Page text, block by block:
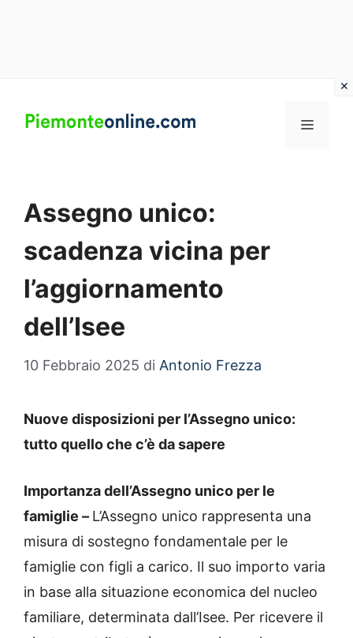
MENU
Assegno unico:
scadenza vicina per
l’aggiornamento
dell’Isee
10 Febbraio 2025 di Antonio Frezza
Nuove disposizioni per l’Assegno unico:
tutto quello che c’è da sapere
Importanza dell’Assegno unico per le
famiglie – L’Assegno unico rappresenta una
misura di sostegno fondamentale per le
famiglie con figli a carico. Il suo importo varia
in base alla situazione economica del nucleo
familiare, determinata dall’Isee. Per ricevere il